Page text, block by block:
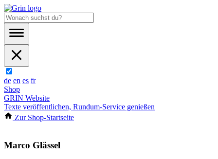
de en es fr
Shop
GRIN Website
Texte veröffentlichen, Rundum-Service genießen
Zur Shop-Startseite
Marco Glässel